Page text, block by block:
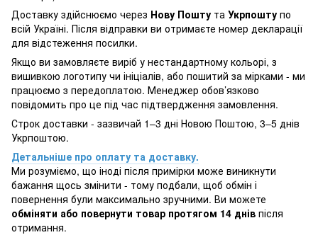
Доставку здійснюємо через Нову Пошту та Укрпошту по
всій Україні. Після відправки ви отримаєте номер декларації
для відстеження посилки.
Якщо ви замовляєте виріб у нестандартному кольорі, з
вишивкою логотипу чи ініціалів, або пошитий за мірками - ми
працюємо з передоплатою. Менеджер обов’язково
повідомить про це під час підтвердження замовлення.
Строк доставки - зазвичай 1–3 дні Новою Поштою, 3–5 днів
Укрпоштою.
Детальніше про оплату та доставку.
Ми розуміємо, що іноді після примірки може виникнути
бажання щось змінити - тому подбали, щоб обмін і
повернення були максимально зручними. Ви можете
обміняти або повернути товар протягом 14 днів після
отримання.